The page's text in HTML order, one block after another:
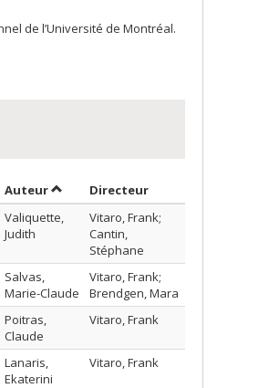
de l’Université de Montréal.
AuteurTrier par auteur en ordre
Directeur
Valiquette,
Judith
Vitaro, Frank;
Cantin,
Stéphane
Salvas,
Marie-Claude
Vitaro, Frank;
Brendgen, Mara
Poitras,
Claude
Vitaro, Frank
Lanaris,
Ekaterini
Vitaro, Frank